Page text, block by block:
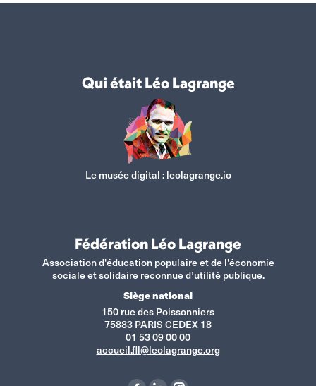
Qui était Léo Lagrange
Le musée digital :leolagrange.io
Fédération Léo Lagrange
Association d'éducation populaire et de l'économie
sociale et solidaire reconnue d’utilité publique.
Siège national
150 rue des Poissonniers
75883 PARIS CEDEX 18
01 53 09 00 00
accueil.fll@leolagrange.org